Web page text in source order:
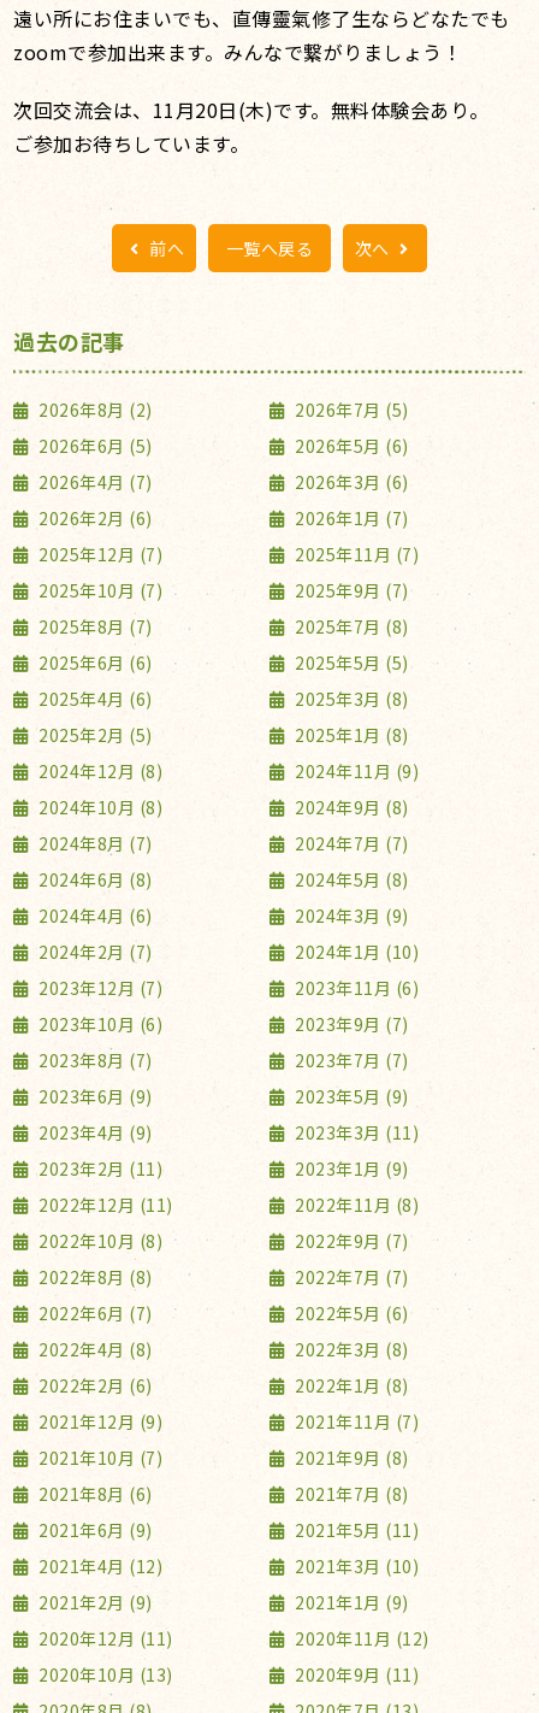
遠い所にお住まいでも、直傳靈氣修了生ならどなたでも
zoomで参加出来ます。みんなで繋がりましょう！
次回交流会は、11月20日(木)です。無料体験会あり。
ご参加お待ちしています。
前へ 一覧へ戻る 次へ
過去の記事
2026年8月 (2)
2026年7月 (5)
2026年6月 (5)
2026年5月 (6)
2026年4月 (7)
2026年3月 (6)
2026年2月 (6)
2026年1月 (7)
2025年12月 (7)
2025年11月 (7)
2025年10月 (7)
2025年9月 (7)
2025年8月 (7)
2025年7月 (8)
2025年6月 (6)
2025年5月 (5)
2025年4月 (6)
2025年3月 (8)
2025年2月 (5)
2025年1月 (8)
2024年12月 (8)
2024年11月 (9)
2024年10月 (8)
2024年9月 (8)
2024年8月 (7)
2024年7月 (7)
2024年6月 (8)
2024年5月 (8)
2024年4月 (6)
2024年3月 (9)
2024年2月 (7)
2024年1月 (10)
2023年12月 (7)
2023年11月 (6)
2023年10月 (6)
2023年9月 (7)
2023年8月 (7)
2023年7月 (7)
2023年6月 (9)
2023年5月 (9)
2023年4月 (9)
2023年3月 (11)
2023年2月 (11)
2023年1月 (9)
2022年12月 (11)
2022年11月 (8)
2022年10月 (8)
2022年9月 (7)
2022年8月 (8)
2022年7月 (7)
2022年6月 (7)
2022年5月 (6)
2022年4月 (8)
2022年3月 (8)
2022年2月 (6)
2022年1月 (8)
2021年12月 (9)
2021年11月 (7)
2021年10月 (7)
2021年9月 (8)
2021年8月 (6)
2021年7月 (8)
2021年6月 (9)
2021年5月 (11)
2021年4月 (12)
2021年3月 (10)
2021年2月 (9)
2021年1月 (9)
2020年12月 (11)
2020年11月 (12)
2020年10月 (13)
2020年9月 (11)